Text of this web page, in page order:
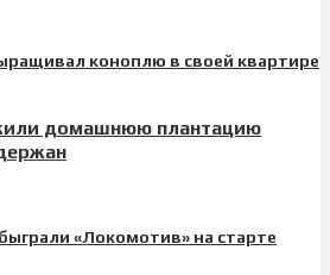
домашнюю плантацию